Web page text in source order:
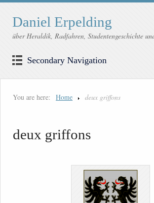
Daniel Erpelding
über Heraldik, Radfahren, Studentengeschichte
Secondary Navigation
You are here: Home deux griffons
deux griffons